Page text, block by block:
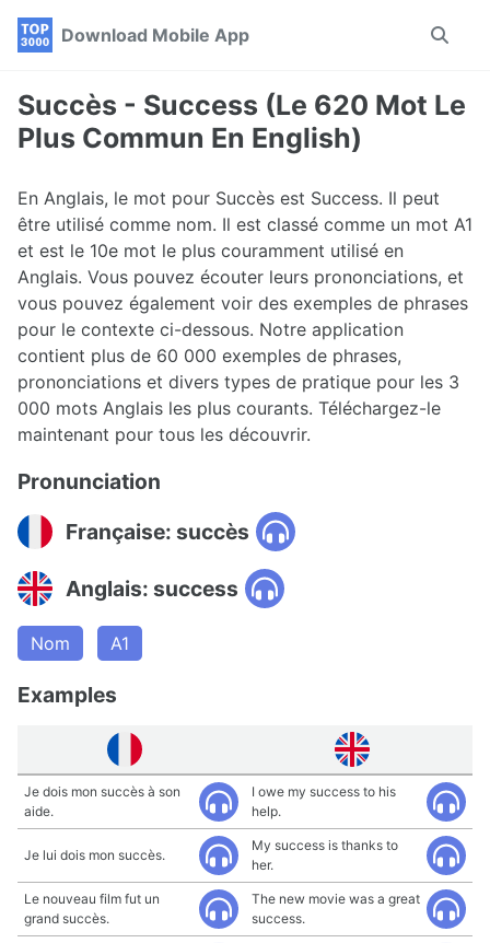
Skip
navigation
Skip
Skip
Download Mobile App
Toggle
Succès - Success (Le 620 Mot Le
Plus Commun En English)
En Anglais, le mot pour Succès est Success. Il peut
être utilisé comme nom. Il est classé comme un mot A1
et est le 10e mot le plus couramment utilisé en
Anglais. Vous pouvez écouter leurs prononciations, et
vous pouvez également voir des exemples de phrases
pour le contexte ci-dessous. Notre application
contient plus de 60 000 exemples de phrases,
prononciations et divers types de pratique pour les 3
000 mots Anglais les plus courants. Téléchargez-le
maintenant pour tous les découvrir.
Pronunciation
Française: succès
Anglais: success
Nom A1
Examples
Je dois mon succès à son
aide.
I owe my success to his
help.
Je lui dois mon succès.
My success is thanks to
her.
Le nouveau film fut un
grand succès.
The new movie was a great
success.